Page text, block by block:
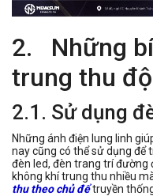
2. Những
trung thu
2.1. Sử dụng
Những ánh điện lung linh
nay cũng có thể sử dụng để
đèn led, đèn trang trí đường
không khí trung thu nhiều
thu theo chủ đểtruyền